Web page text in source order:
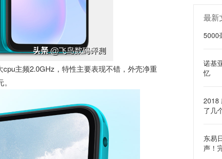
主频2.0GHz，特性主要表现不错，外壳净重
最新
5000
诺基
忆
2018
了几
东易
声！